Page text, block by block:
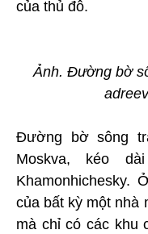
của thủ đô.
Ảnh. Đường bờ
Đường bờ sông
Moskva, kéo
Khamonhichesky.
của bất kỳ một nhà
mà chỉ có các khu